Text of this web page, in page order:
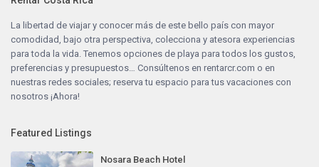
La libertad de viajar y conocer más de este bello país con mayor
comodidad, bajo otra perspectiva, colecciona y atesora experiencias
para toda la vida. Tenemos opciones de playa para todos los gustos,
preferencias y presupuestos… Consúltenos enrentarcr.com o en
nuestras redes sociales; reserva tu espacio para tus vacaciones con
nosotros ¡Ahora!
Featured Listings
Nosara Beach Hotel